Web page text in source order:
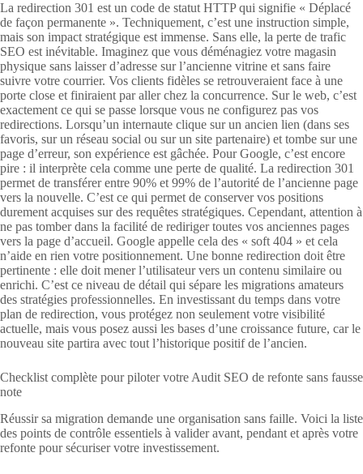
La redirection 301 est un code de statut HTTP qui signifie « Déplacé
de façon permanente ». Techniquement, c’est une instruction simple,
mais son impact stratégique est immense. Sans elle, la perte de trafic
SEO est inévitable. Imaginez que vous déménagiez votre magasin
physique sans laisser d’adresse sur l’ancienne vitrine et sans faire
suivre votre courrier. Vos clients fidèles se retrouveraient face à une
porte close et finiraient par aller chez la concurrence. Sur le web, c’est
exactement ce qui se passe lorsque vous ne configurez pas vos
redirections. Lorsqu’un internaute clique sur un ancien lien (dans ses
favoris, sur un réseau social ou sur un site partenaire) et tombe sur une
page d’erreur, son expérience est gâchée. Pour Google, c’est encore
pire : il interprète cela comme une perte de qualité. La redirection 301
permet de transférer entre 90% et 99% de l’autorité de l’ancienne page
vers la nouvelle. C’est ce qui permet de conserver vos positions
durement acquises sur des requêtes stratégiques. Cependant, attention à
ne pas tomber dans la facilité de rediriger toutes vos anciennes pages
vers la page d’accueil. Google appelle cela des « soft 404 » et cela
n’aide en rien votre positionnement. Une bonne redirection doit être
pertinente : elle doit mener l’utilisateur vers un contenu similaire ou
enrichi. C’est ce niveau de détail qui sépare les migrations amateurs
des stratégies professionnelles. En investissant du temps dans votre
plan de redirection, vous protégez non seulement votre visibilité
actuelle, mais vous posez aussi les bases d’une croissance future, car le
nouveau site partira avec tout l’historique positif de l’ancien.
Checklist complète pour piloter votre Audit SEO de refonte sans fausse
note
Réussir sa migration demande une organisation sans faille. Voici la liste
des points de contrôle essentiels à valider avant, pendant et après votre
refonte pour sécuriser votre investissement.